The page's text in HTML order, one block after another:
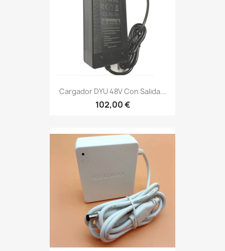
Cargador DYU 48V Con Salida...
102,00 €